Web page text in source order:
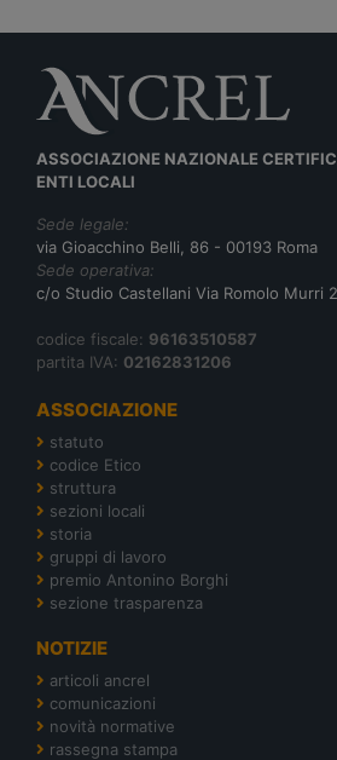
ASSOCIAZIONE NAZIONALE
ENTI LOCALI
Sede legale:
via Gioacchino Belli, 86 - 00193 Roma
Sede operativa:
c/o Studio Castellani Via Romolo Murri
codice fiscale: 96163510587
partita IVA: 02162831206
ASSOCIAZIONE
statuto
codice Etico
struttura
sezioni locali
storia
gruppi di lavoro
premio Antonino Borghi
sezione trasparenza
NOTIZIE
articoli ancrel
comunicazioni
novità normative
rassegna stampa